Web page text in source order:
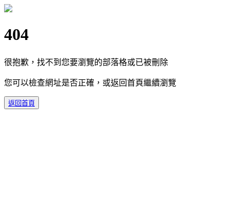
404
很抱歉，找不到您要瀏覽的部落格或已被刪除
您可以檢查網址是否正確，或返回首頁繼續瀏覽
返回首頁